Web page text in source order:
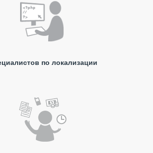
по локализации